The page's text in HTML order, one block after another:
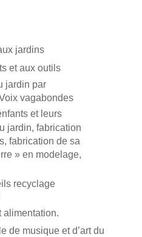
jardins
et aux outils
jardin par
vagabondes
et leurs
jardin, fabrication
fabrication de sa
» en modelage,
recyclage
alimentation.
de musique et d’art du